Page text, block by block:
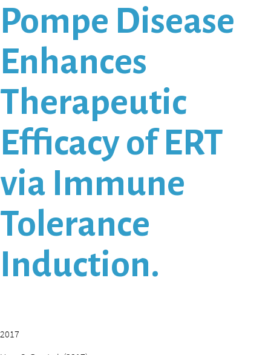
Pompe Disease
Enhances
Therapeutic
Efficacy of ERT
via Immune
Tolerance
Induction.
2017